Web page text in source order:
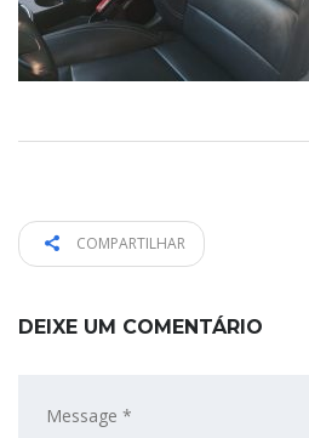
COMPARTILHAR
DEIXE UM COMENTÁRIO